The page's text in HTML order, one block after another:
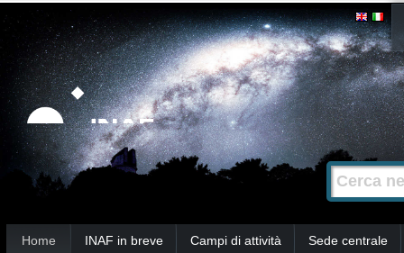
Strumenti
personali
Salta
contenuti.
|
Salta
alla
navigazione
Cerca nel
Ricerca
avanzata…
Home INAF in breve Campi di attività Sede centrale